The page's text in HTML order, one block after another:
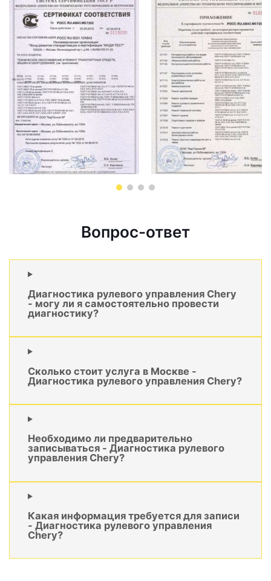
Вопрос-ответ
Диагностика рулевого управления Chery
- могу ли я самостоятельно провести
диагностику?
Сколько стоит услуга в Москве -
Диагностика рулевого управления Chery?
Необходимо ли предварительно
записываться - Диагностика рулевого
управления Chery?
Какая информация требуется для записи
- Диагностика рулевого управления
Chery?